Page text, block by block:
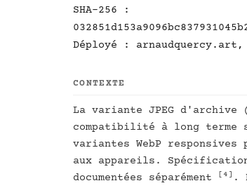
SHA-256 :
Déployé : arnaudquercy.art,
CONTEXTE
La variante JPEG d'archive
compatibilité à long terme
variantes WebP
aux appareils.
documentées séparément
[4] .